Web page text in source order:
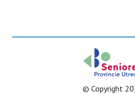
© Copyright